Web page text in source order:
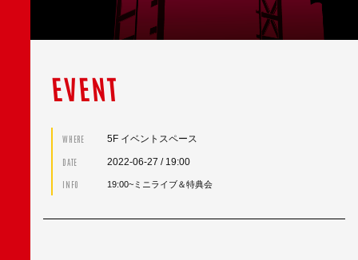
EVENT
WHERE 5F イベントスペース
DATE 2022-06-27 / 19:00
INFO 19:00~ミニライブ＆特典会